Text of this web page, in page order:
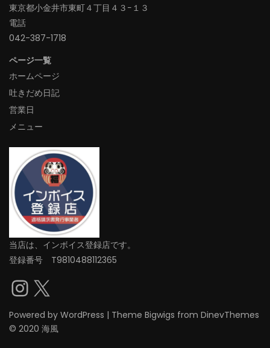
東京都小金井市東町４丁目４３−１３
電話
042-387-1718‬
ページ一覧
ホームページ
吐きだめ日記
営業日
メニュー
当店は、インボイス登録店です。
登録番号 T9810488112365
Instagram
X
Powered by WordPress | Theme Bigwigs from DinevThemes
© 2020 海風